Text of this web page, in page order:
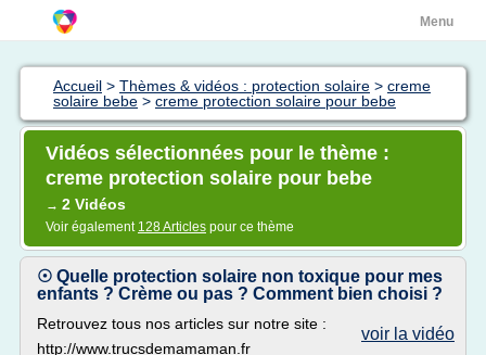
Menu
Accueil > Thèmes & vidéos : protection solaire > creme
solaire bebe > creme protection solaire pour bebe
Vidéos sélectionnées pour le thème :
creme protection solaire pour bebe
→ 2 Vidéos
Voir également 128 Articles pour ce thème
☉ Quelle protection solaire non toxique pour mes
enfants ? Crème ou pas ? Comment bien choisi ?
voir la vidéo
Retrouvez tous nos articles sur notre site :
http://www.trucsdemamaman.fr